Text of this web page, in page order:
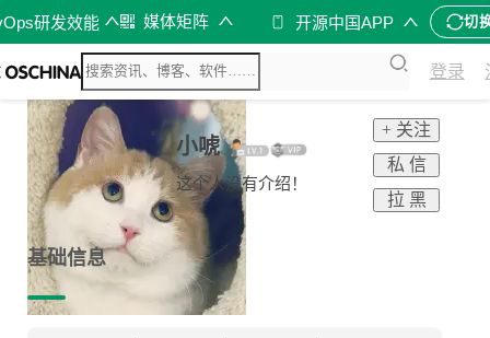
研发效能 媒体矩阵 开源中国APP 切
登录
小唬
这个人没有介绍！
+ 关注
私 信
拉 黑
基础信息